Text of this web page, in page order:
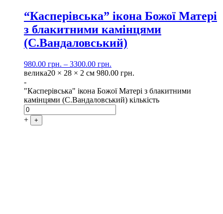
“Касперівська” ікона Божої Матері
з блакитними камінцями
(С.Вандаловський)
980.00 грн. – 3300.00 грн.
велика20 × 28 × 2 см 980.00 грн.
-
"Касперівська" ікона Божої Матері з блакитними
камінцями (С.Вандаловський) кількість
+ +